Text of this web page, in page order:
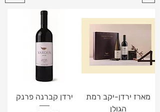
מארז ירדן-יקב רמת
הגולן
ירדן קברנה פרנק